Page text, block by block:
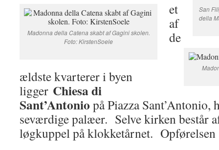
San
della
Madonna della Catena skabt af Gagini skolen.
Foto: KirstenSoele
et
af
de
ældste kvarterer i byen
ligger Chiesa di
Sant’Antonio på Piazza Sant’Antonio,
seværdige palæer. Selve kirken består
løgkuppel på klokketårnet. Opførelsen